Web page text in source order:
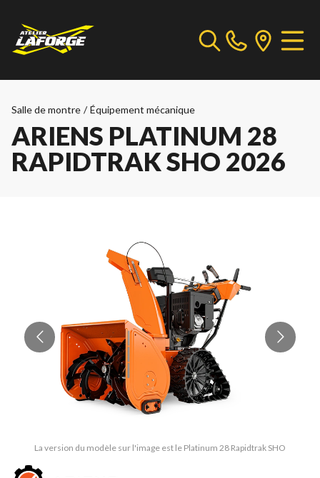
Salle de montre / Équipement mécanique
ARIENS PLATINUM 28
RAPIDTRAK SHO 2026
La version du modèle sur l'image est le Platinum 28 Rapidtrak SHO